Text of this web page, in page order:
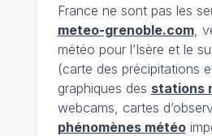
France ne sont pas les
meteo-grenoble.com,
météo pour l’Isère et le
(carte des précipitations
graphiques des stations
webcams, cartes
phénomènes météo